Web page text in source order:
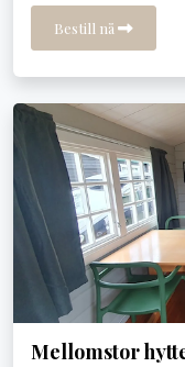
Bestill nå
Mellomstor